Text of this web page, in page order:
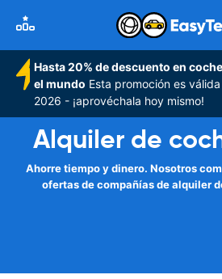
Hasta 20% de descuento en
el mundo Esta promoción es
2026 - ¡aprovéchala hoy mismo!
Alquiler de
Ahorre tiempo y dinero. Nosotros
ofertas de compañías de alquiler